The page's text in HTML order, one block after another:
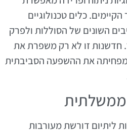
כלים טכנולוגיים
השונים של הסוללות ולפרק
חדשנות זו לא רק משפרת את
מפחיתה את ההשפעה הסביבתית
ליתיום דורשת מעורבות